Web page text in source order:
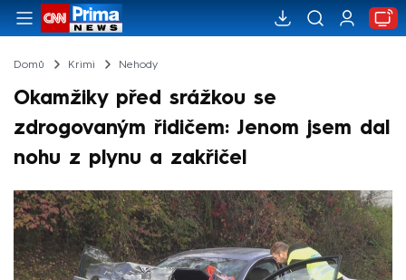
Domů Krimi Nehody
Okamžiky před srážkou se
zdrogovaným řidičem: Jenom jsem dal
nohu z plynu a zakřičel